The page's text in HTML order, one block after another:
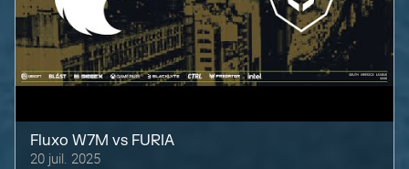
Fluxo W7M vs FURIA
20 juil. 2025